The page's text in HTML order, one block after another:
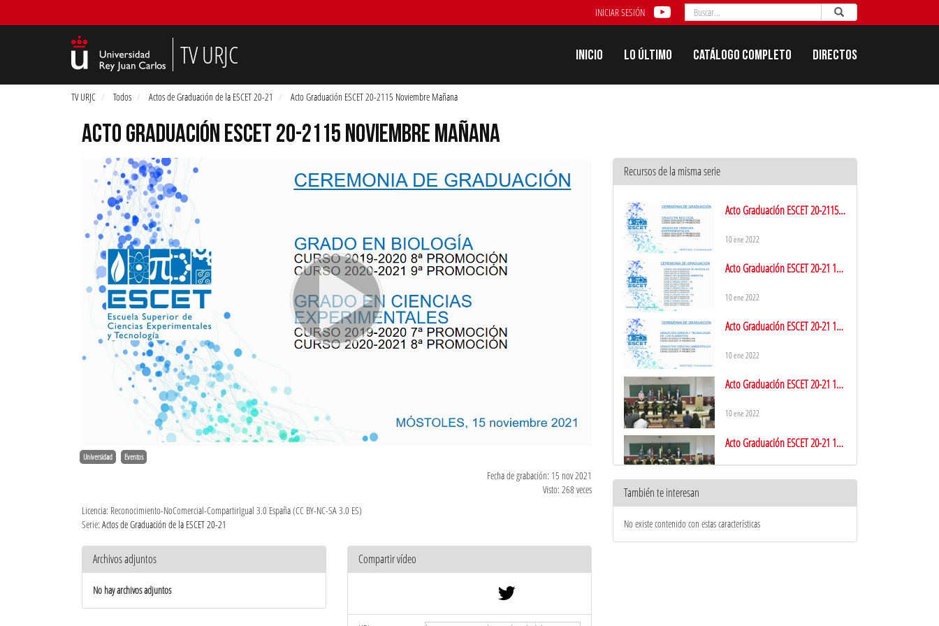
INICIAR SESIÓN Buscar
Enviar
Buscar
TV URJC Inicio Lo último Catálogo completo Directos
TV URJC Todos Actos de Graduación de la ESCET 20-21 Acto Graduación ESCET 20-2115 Noviembre Mañana
ACTO GRADUACIÓN ESCET 20-2115 NOVIEMBRE MAÑANA
Universidad Eventos
Fecha de grabación: 15 nov 2021
Visto: 268 veces
Licencia: Reconocimiento-NoComercial-CompartirIgual 3.0 España (CC BY-NC-SA 3.0 ES)
Serie: Actos de Graduación de la ESCET 20-21
Archivos adjuntos
No hay archivos adjuntos
Compartir vídeo
Recursos de la misma serie
Acto Graduación ESCET 20-2115
10 ene 2022
Acto Graduación ESCET 20-21 15
10 ene 2022
Acto Graduación ESCET 20-21 16
10 ene 2022
Acto Graduación ESCET 20-21 17
10 ene 2022
Acto Graduación ESCET 20-21 17
Noviembre
10 ene 2022
También te interesan
No existe contenido con estas características